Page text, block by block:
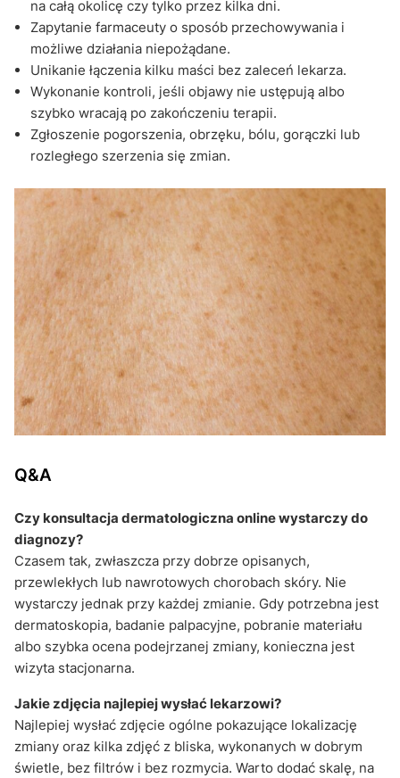
na całą okolicę czy tylko przez kilka dni.
Zapytanie farmaceuty o sposób przechowywania i
możliwe działania niepożądane.
Unikanie łączenia kilku maści bez zaleceń lekarza.
Wykonanie kontroli, jeśli objawy nie ustępują albo
szybko wracają po zakończeniu terapii.
Zgłoszenie pogorszenia, obrzęku, bólu, gorączki lub
rozległego szerzenia się zmian.
Q&A
Czy konsultacja dermatologiczna online wystarczy do
diagnozy?
Czasem tak, zwłaszcza przy dobrze opisanych,
przewlekłych lub nawrotowych chorobach skóry. Nie
wystarczy jednak przy każdej zmianie. Gdy potrzebna jest
dermatoskopia, badanie palpacyjne, pobranie materiału
albo szybka ocena podejrzanej zmiany, konieczna jest
wizyta stacjonarna.
Jakie zdjęcia najlepiej wysłać lekarzowi?
Najlepiej wysłać zdjęcie ogólne pokazujące lokalizację
zmiany oraz kilka zdjęć z bliska, wykonanych w dobrym
świetle, bez filtrów i bez rozmycia. Warto dodać skalę, na